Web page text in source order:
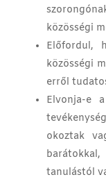
közösségi
Előfordul,
közösségi
erről
Elvonja-e
okoztak
tanulástól